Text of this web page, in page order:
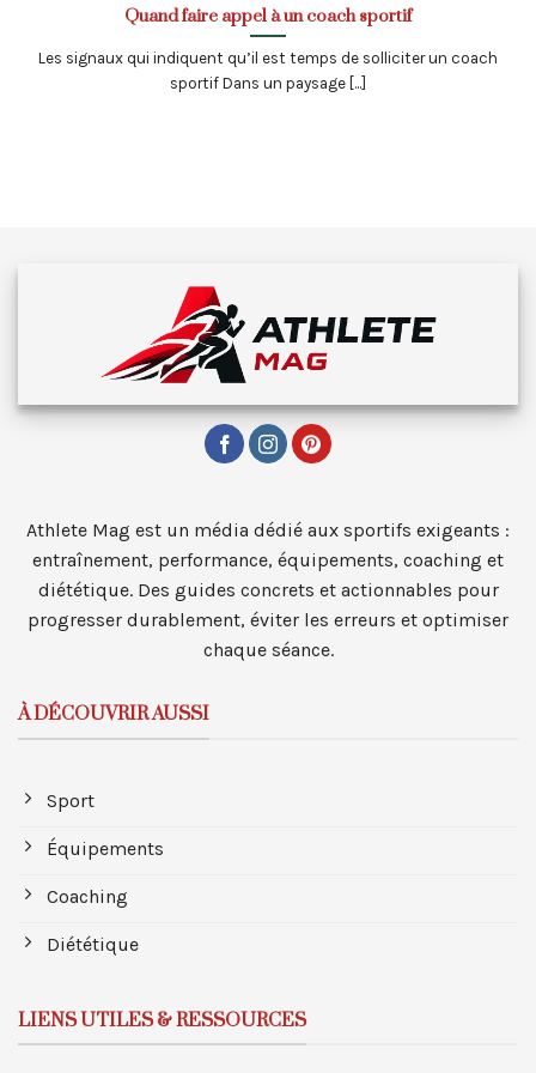
Quand faire appel à un coach sportif
Les signaux qui indiquent qu’il est temps de solliciter un coach
sportif Dans un paysage [...]
Athlete Mag est un média dédié aux sportifs exigeants :
entraînement, performance, équipements, coaching et
diététique. Des guides concrets et actionnables pour
progresser durablement, éviter les erreurs et optimiser
chaque séance.
À DÉCOUVRIR AUSSI
Sport
Équipements
Coaching
Diététique
LIENS UTILES & RESSOURCES